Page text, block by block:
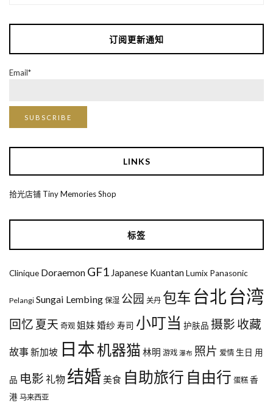
订阅更新通知
Email*
LINKS
拾光店铺 Tiny Memories Shop
标签
Clinique Doraemon GF1 Japanese Kuantan Lumix Panasonic
Pelangi Sungai Lembing 保湿 公园 关丹 包车 台北 台湾
回忆 夏天 奇观 姐妹婚纱 寿司 小叮当 护肤品 摄影 收藏
故事新加坡 日本机器猫 林明 游戏 瀑布 照片 爱情 生日 用
品 电影 礼物 结婚美食 自助旅行 自由行 蛋糕 香
港 马来西亚